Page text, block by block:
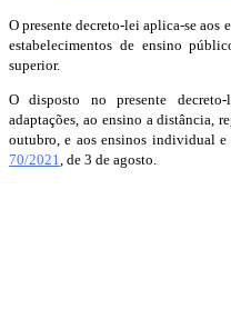
O presente decreto-lei aplica-se aos
estabelecimentos de ensino
superior.
O disposto no presente
adaptações, ao ensino a distância,
outubro, e aos ensinos individual e
70/2021, de 3 de agosto.